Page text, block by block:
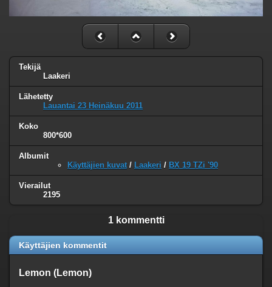
Tekijä
Laakeri
Lähetetty
Lauantai 23 Heinäkuu 2011
Koko
800*600
Albumit
Käyttäjien kuvat / Laakeri / BX 19 TZi '90
Vierailut
2195
1 kommentti
Käyttäjien kommentit
Lemon (Lemon)